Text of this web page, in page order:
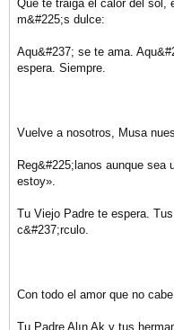
Que te traiga el calor del sol,
m&#225;s dulce:
Aqu&#237; se te ama.
espera. Siempre.
Vuelve a nosotros, Musa
Reg&#225;lanos aunque sea
estoy».
Tu Viejo Padre te espera.
c&#237;rculo.
Con todo el amor que no
Tu Padre Alın Ak y tus